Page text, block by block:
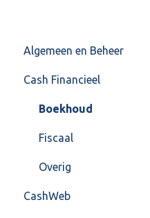
Algemeen en Beheer
Bank(koppeling)
Import/Export
Postbus
Training & Consultancy
Overig
Cash Financieel
Boekhoud
Fiscaal
Overig
CashWeb